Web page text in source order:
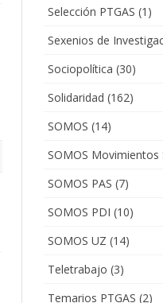
Selección PTGAS (1)
Sexenios de
Sociopolítica (30)
Solidaridad (162)
SOMOS (14)
SOMOS Movimientos
SOMOS PAS (7)
SOMOS PDI (10)
SOMOS UZ (14)
Teletrabajo (3)
Temarios PTGAS (2)